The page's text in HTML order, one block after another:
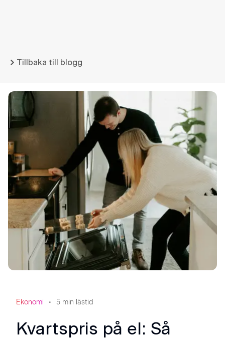
Tillbaka till blogg
Ekonomi 5 min lästid
Kvartspris på el: Så